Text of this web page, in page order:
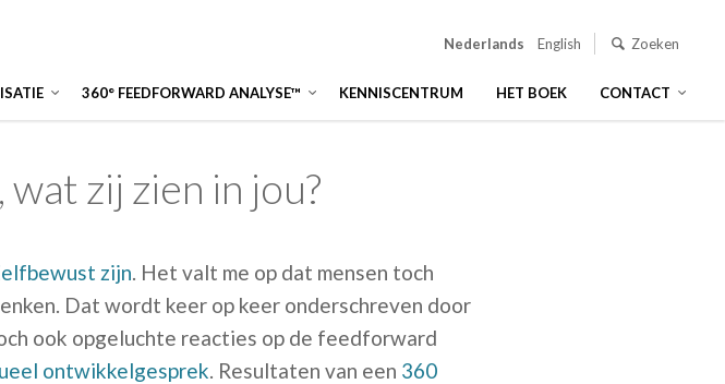
Nederlands English Zoeken
360° FEEDFORWARD ANALYSE™ KENNISCENTRUM HET BOEK CONTACT
zij zien in jou?
zijn. Het valt me op dat mensen toch
Dat wordt keer op keer onderschreven door
ook opgeluchte reacties op de feedforward
ontwikkelgesprek. Resultaten van een 360